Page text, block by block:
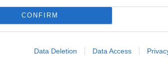
CONFIRM
Data Deletion Data Access
la diverse evenimente private
surprinzându-i de multe ori când se
sărbătorile de iarnă, ca şi cele de